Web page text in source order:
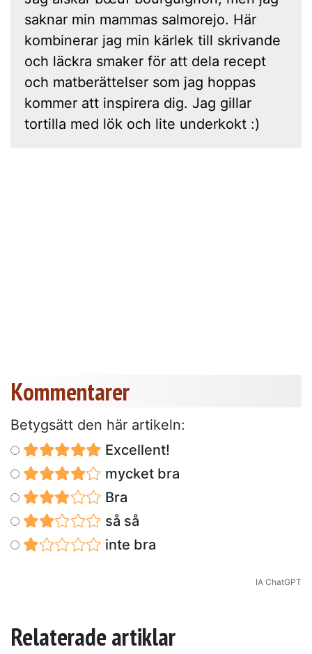
saknar min mammas salmorejo. Här
kombinerar jag min kärlek till skrivande
och läckra smaker för att dela recept
och matberättelser som jag hoppas
kommer att inspirera dig. Jag gillar
tortilla med lök och lite underkokt :)
Kommentarer
Betygsätt den här artikeln:
Excellent!
mycket bra
Bra
så så
inte bra
IA ChatGPT
Relaterade artiklar